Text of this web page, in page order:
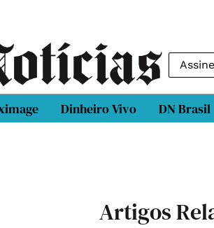
Assine
Dinheiro Vivo DN Brasil
Artigos